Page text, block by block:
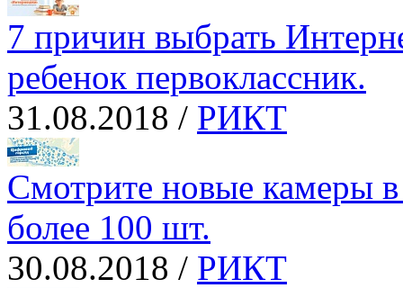
7 причин выбрать
ребенок первоклассник.
31.08.2018 / РИКТ
Смотрите новые камеры
более 100 шт.
30.08.2018 / РИКТ